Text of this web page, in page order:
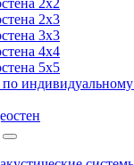
2x3
3x3
4x4
5x5